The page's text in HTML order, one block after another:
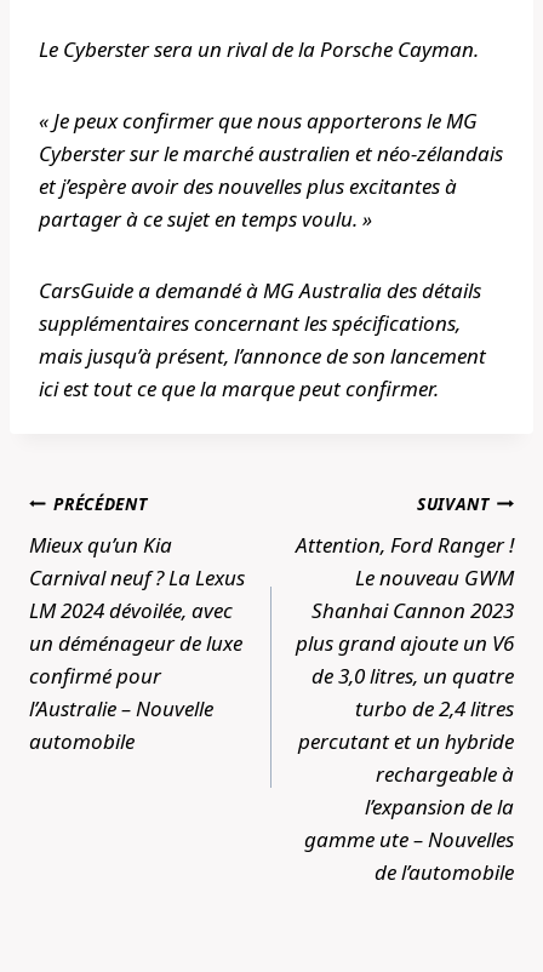
Le Cyberster sera un rival de la Porsche Cayman.
« Je peux confirmer que nous apporterons le MG
Cyberster sur le marché australien et néo-zélandais
et j’espère avoir des nouvelles plus excitantes à
partager à ce sujet en temps voulu. »
CarsGuidea demandé à MG Australia des détails
supplémentaires concernant les spécifications,
mais jusqu’à présent, l’annonce de son lancement
ici est tout ce que la marque peut confirmer.
Navigation
de
l’article
PRÉCÉDENT
Mieux qu’un Kia
Carnival neuf ? La Lexus
LM 2024 dévoilée, avec
un déménageur de luxe
confirmé pour
l’Australie – Nouvelle
automobile
SUIVANT
Attention, Ford Ranger !
Le nouveau GWM
Shanhai Cannon 2023
plus grand ajoute un V6
de 3,0 litres, un quatre
turbo de 2,4 litres
percutant et un hybride
rechargeable à
l’expansion de la
gamme ute – Nouvelles
de l’automobile